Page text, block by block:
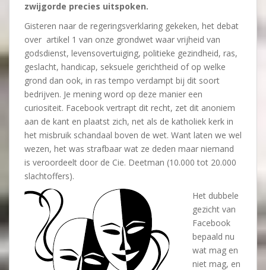
zwijgorde precies uitspoken.
Gisteren naar de regeringsverklaring gekeken, het debat
over artikel 1 van onze grondwet waar vrijheid van
godsdienst, levensovertuiging, politieke gezindheid, ras,
geslacht, handicap, seksuele gerichtheid of op welke
grond dan ook, in ras tempo verdampt bij dit soort
bedrijven. Je mening word op deze manier een
curiositeit. Facebook vertrapt dit recht, zet dit anoniem
aan de kant en plaatst zich, net als de katholiek kerk in
het misbruik schandaal boven de wet. Want laten we wel
wezen, het was strafbaar wat ze deden maar niemand
is veroordeelt door de Cie. Deetman (10.000 tot 20.000
slachtoffers).
Het dubbele
gezicht van
Facebook
bepaald nu
wat mag en
niet mag, en